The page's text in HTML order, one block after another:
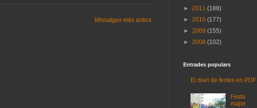
Missatges més antics
► 2011 (188)
► 2010 (177)
► 2009 (155)
► 2008 (102)
Entrades populars
El diari de festes en PDF
Festa
major